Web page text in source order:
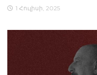
1 Հուլիսի, 2025